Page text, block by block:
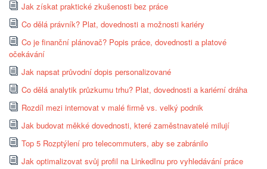
Jak získat praktické zkušenosti bez práce
Co dělá právník? Plat, dovednosti a možnosti kariéry
Co je finanční plánovač? Popis práce, dovednosti a platové
očekávání
Jak napsat průvodní dopis personalizované
Co dělá analytik průzkumu trhu? Plat, dovednosti a kariérní dráha
Rozdíl mezi internovat v malé firmě vs. velký podnik
Jak budovat měkké dovednosti, které zaměstnavatelé milují
Top 5 Rozptýlení pro telecommuters, aby se zabránilo
Jak optimalizovat svůj profil na LinkedInu pro vyhledávání práce